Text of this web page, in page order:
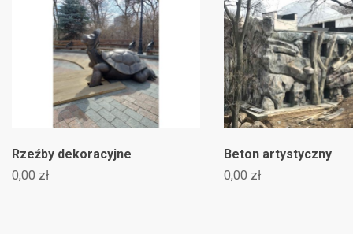
Rzeźby dekoracyjne
0,00 zł
Beton artystyczny
0,00 zł